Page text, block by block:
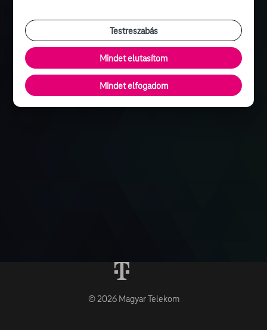
© 2026 Magyar Telekom
Testreszabás
Mindet elutasítom
Mindet elfogadom